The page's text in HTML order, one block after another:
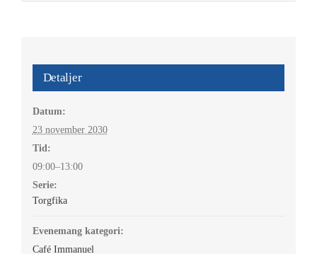
Detaljer
Datum:
23 november 2030
Tid:
09:00–13:00
Serie:
Torgfika
Evenemang kategori:
Café Immanuel